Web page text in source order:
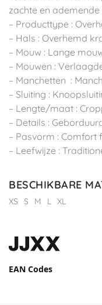
zachte en
– Producttype :
– Hals : Overhemd
– Mouw : Lange
– Mouwen :
– Manchetten :
– Sluiting :
– Lengte/maat :
– Details :
– Pasvorm : Comfort
– Leefwijze :
BESCHIKBARE
XS S M L XL
EAN Codes